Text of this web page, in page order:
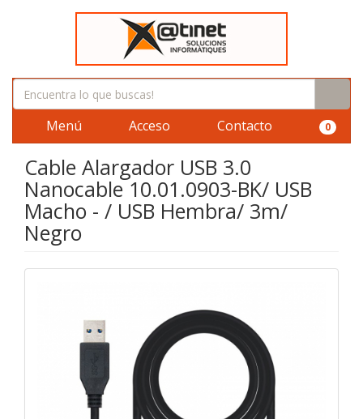
Menú Acceso Contacto 0
Cable Alargador USB 3.0
Nanocable 10.01.0903-BK/ USB
Macho - / USB Hembra/ 3m/
Negro